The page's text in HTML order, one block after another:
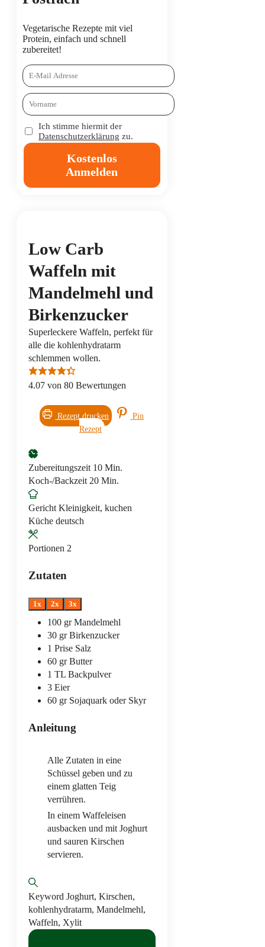
Vegetarische Rezepte mit viel
Protein, einfach und schnell
zubereitet!
Ich stimme hiermit der
Datenschutzerklärung zu.
Kostenlos
Anmelden
Low Carb
Waffeln mit
Mandelmehl und
Birkenzucker
Superleckere Waffeln, perfekt für
alle die kohlenhydratarm
schlemmen wollen.
4.07 von 80 Bewertungen
Rezept drucken
Pin
Rezept
Zubereitungszeit 10Minuten
Min.
Koch-/Backzeit 20Minuten
Min.
Gericht Kleinigkeit, kuchen
Küche deutsch
Portionen 2
Zutaten
1x 2x 3x
100 gr Mandelmehl
30 gr Birkenzucker
1 Prise Salz
60 gr Butter
1 TL Backpulver
3 Eier
60 gr Sojaquark oder Skyr
Anleitung
Alle Zutaten in eine
Schüssel geben und zu
einem glatten Teig
verrühren.
In einem Waffeleisen
ausbacken und mit Joghurt
und sauren Kirschen
servieren.
Keyword Joghurt, Kirschen,
kohlenhydratarm, Mandelmehl,
Waffeln, Xylit